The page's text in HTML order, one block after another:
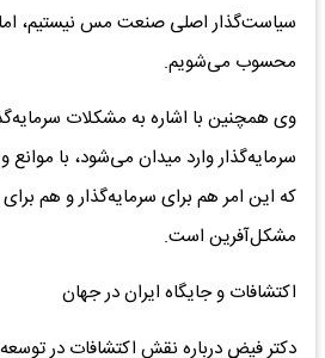
سیاست‌گذار اصلی صنعت مس نیستیم،
محسوب می‌شویم.
وی همچنین با اشاره به مشکلات
سرمایه‌گذار وارد میدان می‌شود، با
که این امر هم برای سرمایه‌گذار و هم
مشکل‌آفرین است.
اکتشافات و جایگاه ایران در جهان
دکتر فیض درباره نقش اکتشافات در